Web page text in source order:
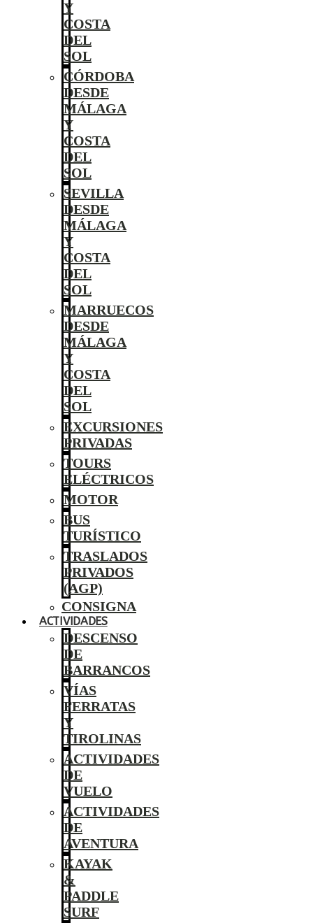
Y
COSTA
DEL
SOL
CÓRDOBA
DESDE
MÁLAGA
Y
COSTA
DEL
SOL
SEVILLA
DESDE
MÁLAGA
Y
COSTA
DEL
SOL
MARRUECOS
DESDE
MÁLAGA
Y
COSTA
DEL
SOL
EXCURSIONES
PRIVADAS
TOURS
ELÉCTRICOS
MOTOR
BUS
TURÍSTICO
TRASLADOS
PRIVADOS
(AGP)
CONSIGNA
ACTIVIDADES
DESCENSO
DE
BARRANCOS
VÍAS
FERRATAS
Y
TIROLINAS
ACTIVIDADES
DE
VUELO
ACTIVIDADES
DE
AVENTURA
KAYAK
&
PADDLE
SURF